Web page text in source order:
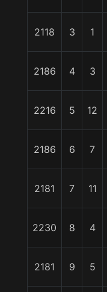
2118 3 1
2186 4 3
2216 5 12
2186 6 7
2181 7 11
2230 8 4
2181 9 5